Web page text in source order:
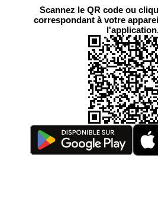
Scannez le QR code ou
correspondant à votre